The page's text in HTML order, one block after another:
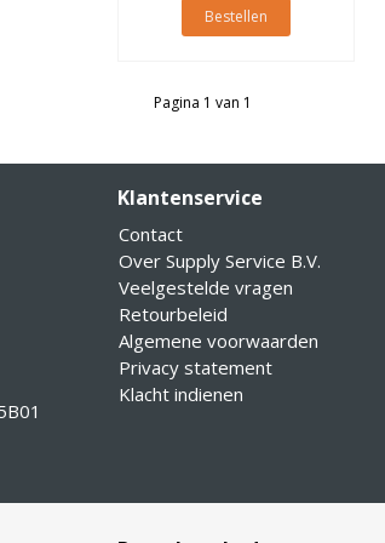
Bestellen
Pagina 1 van 1
Klantenservice
Contact
Over Supply Service B.V.
Veelgestelde vragen
Retourbeleid
Algemene voorwaarden
Privacy statement
Klacht indienen